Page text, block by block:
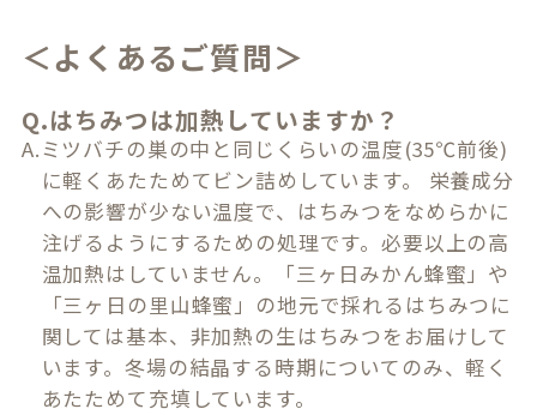
＜よくあるご質問＞
Q.はちみつは加熱していますか？
A.ミツバチの巣の中と同じくらいの温度(35℃前後)
に軽くあたためてビン詰めしています。 栄養成分
への影響が少ない温度で、はちみつをなめらかに
注げるようにするための処理です。必要以上の高
温加熱はしていません。「三ヶ日みかん蜂蜜」や
「三ヶ日の里山蜂蜜」の地元で採れるはちみつに
関しては基本、非加熱の生はちみつをお届けして
います。冬場の結晶する時期についてのみ、軽く
あたためて充填しています。